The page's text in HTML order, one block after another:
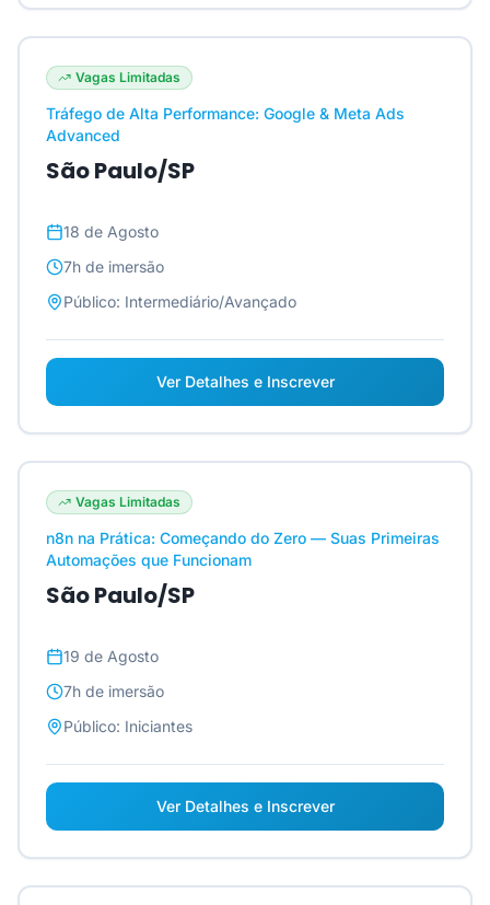
Vagas Limitadas
Tráfego de Alta Performance: Google & Meta Ads
Advanced
São Paulo/SP
18 de Agosto
7h de imersão
Público: Intermediário/Avançado
Ver Detalhes e Inscrever
Vagas Limitadas
n8n na Prática: Começando do Zero — Suas Primeiras
Automações que Funcionam
São Paulo/SP
19 de Agosto
7h de imersão
Público: Iniciantes
Ver Detalhes e Inscrever